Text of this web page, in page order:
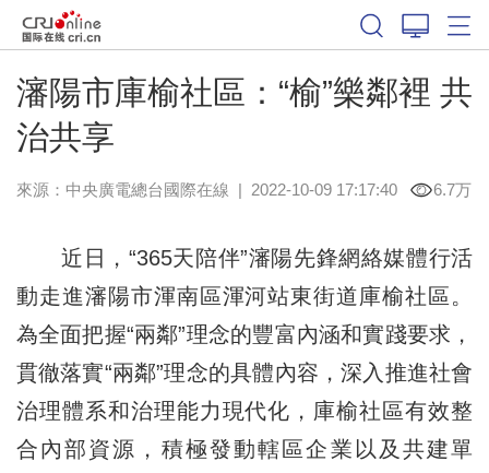
瀋陽市庫榆社區：“榆”樂鄰裡 共
治共享
來源：中央廣電總台國際在線 | 2022-10-09 17:17:40 6.7万
近日，“365天陪伴”瀋陽先鋒網絡媒體行活
動走進瀋陽市渾南區渾河站東街道庫榆社區。
為全面把握“兩鄰”理念的豐富內涵和實踐要求，
貫徹落實“兩鄰”理念的具體內容，深入推進社會
治理體系和治理能力現代化，庫榆社區有效整
合內部資源，積極發動轄區企業以及共建單